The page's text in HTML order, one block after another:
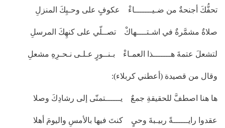
تحفُّكَ أجنحةٌ من ضـيـــــــاءْ عكوفٍ على وحـيِكَ المنزلِ
صلاةٌ مشمَّرةٌ في اشـتــــهاكْ تصــلّي على كنهِكَ المرسلِ
لتشعلَ عتمةَ هـــــــذا العمـاءْ بـنــورٍ عـلـى نـحـرِهِ مشعلِ
وقال من قصيدة (أعطني كربلاء):
ها هنا اصطفَّ للحقيقةِ جمعٌ يــــــتمنّى إلى رشادِكَ وصلا
عقدوا رايــــــةً ربيـبةَ وحيٍ كنتَ فيها بالأمسِ واليومَ أهلا